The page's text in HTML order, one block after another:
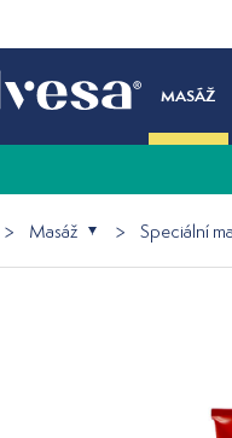
MASÁŽ
Masáž Speciální